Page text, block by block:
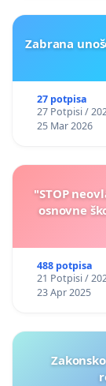
Zabrana
27 potpisa
27 Potpisi /
25 Mar 2026
"STOP
osnovne
488 potpisa
21 Potpisi /
23 Apr 2025